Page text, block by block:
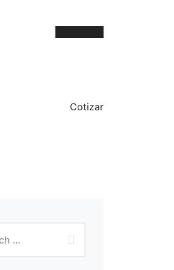
Cotizar